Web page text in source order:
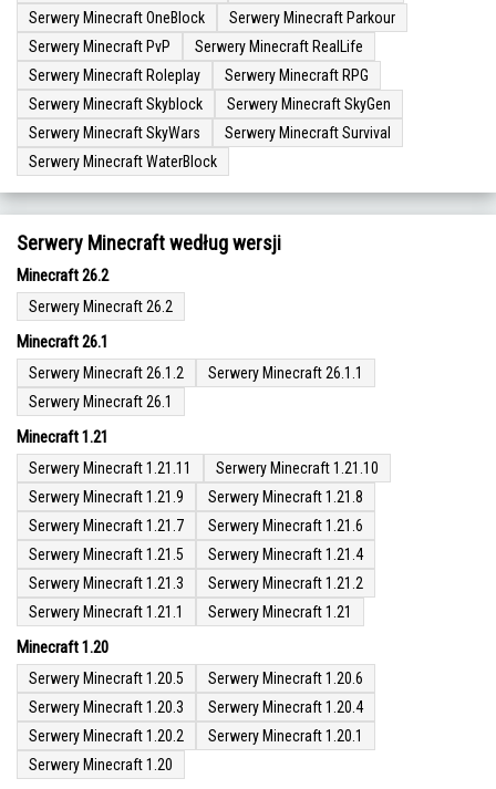
Serwery Minecraft OneBlock
Serwery Minecraft Parkour
Serwery Minecraft PvP
Serwery Minecraft RealLife
Serwery Minecraft Roleplay
Serwery Minecraft RPG
Serwery Minecraft Skyblock
Serwery Minecraft SkyGen
Serwery Minecraft SkyWars
Serwery Minecraft Survival
Serwery Minecraft WaterBlock
Serwery Minecraft według wersji
Minecraft 26.2
Serwery Minecraft 26.2
Minecraft 26.1
Serwery Minecraft 26.1.2
Serwery Minecraft 26.1.1
Serwery Minecraft 26.1
Minecraft 1.21
Serwery Minecraft 1.21.11
Serwery Minecraft 1.21.10
Serwery Minecraft 1.21.9
Serwery Minecraft 1.21.8
Serwery Minecraft 1.21.7
Serwery Minecraft 1.21.6
Serwery Minecraft 1.21.5
Serwery Minecraft 1.21.4
Serwery Minecraft 1.21.3
Serwery Minecraft 1.21.2
Serwery Minecraft 1.21.1
Serwery Minecraft 1.21
Minecraft 1.20
Serwery Minecraft 1.20.5
Serwery Minecraft 1.20.6
Serwery Minecraft 1.20.3
Serwery Minecraft 1.20.4
Serwery Minecraft 1.20.2
Serwery Minecraft 1.20.1
Serwery Minecraft 1.20